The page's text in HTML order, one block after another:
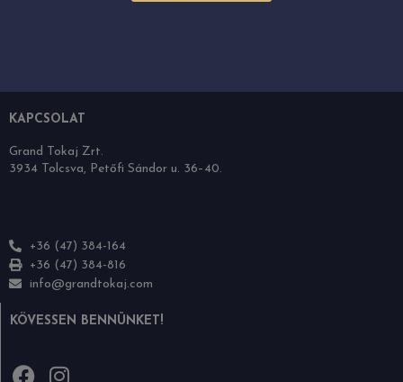
KAPCSOLAT
Grand Tokaj Zrt.
3934 Tolcsva, Petőfi Sándor u. 36–40.
+36 (47) 384-164
+36 (47) 384-816
info@grandtokaj.com
KÖVESSEN BENNÜNKET!